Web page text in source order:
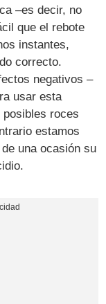
–es decir, no
que el rebote
instantes,
correcto.
negativos –
usar esta
roces
estamos
una ocasión su